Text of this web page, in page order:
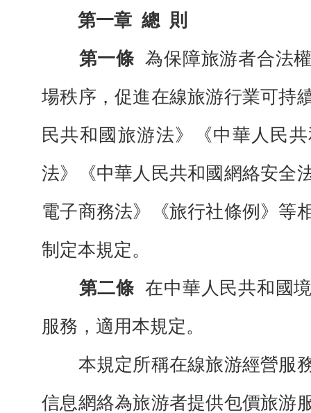
第一章 總 則
第一條 為保障旅游者合法
場秩序，促進在線旅游行業可持
民共和國旅游法》《中華人民
法》《中華人民共和國網絡安全
電子商務法》《旅行社條例》等
制定本規定。
第二條 在中華人民共和國
服務，適用本規定。
本規定所稱在線旅游經營服
信息網絡為旅游者提供包價旅游